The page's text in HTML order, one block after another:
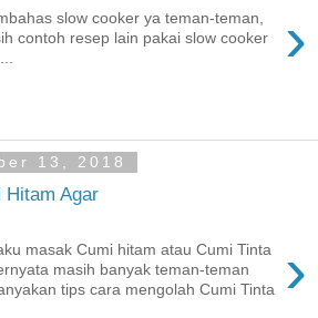
›
slow cooker ya teman-teman,
contoh resep lain pakai slow cooker
13, 2018
Hitam Agar
›
masak Cumi hitam atau Cumi Tinta
masih banyak teman-teman
tips cara mengolah Cumi Tinta